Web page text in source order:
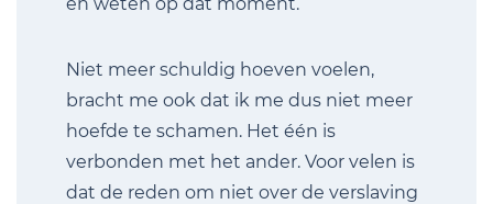
Niet meer schuldig hoeven voelen,
bracht me ook dat ik me dus niet meer
hoefde te schamen. Het één is
verbonden met het ander. Voor velen is
dat de reden om niet over de verslaving